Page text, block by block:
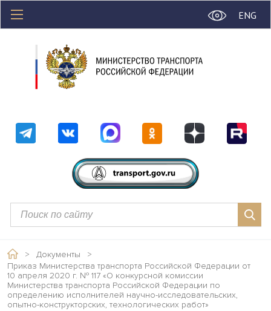
ENG
> Документы
>
Приказ Министерства транспорта Российской Федерации от
10 апреля 2020 г. № 117 «О конкурсной комиссии
Министерства транспорта Российской Федерации по
определению исполнителей научно-исследовательских,
опытно-конструкторских, технологических работ»